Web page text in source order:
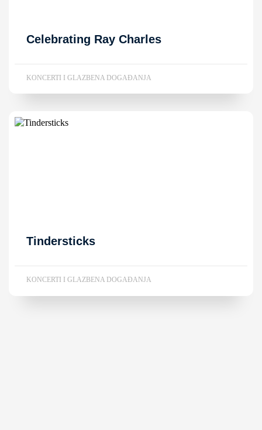
Celebrating Ray Charles
KONCERTI I GLAZBENA DOGAĐANJA
Tindersticks
KONCERTI I GLAZBENA DOGAĐANJA